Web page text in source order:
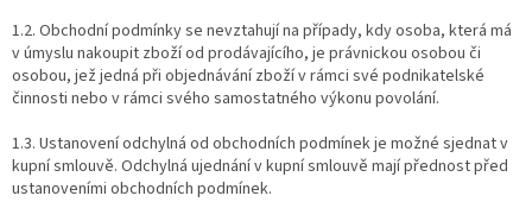
1.2. Obchodní podmínky se nevztahují na případy, kdy osoba, která má
v úmyslu nakoupit zboží od prodávajícího, je právnickou osobou či
osobou, jež jedná při objednávání zboží v rámci své podnikatelské
činnosti nebo v rámci svého samostatného výkonu povolání.
1.3. Ustanovení odchylná od obchodních podmínek je možné sjednat v
kupní smlouvě. Odchylná ujednání v kupní smlouvě mají přednost před
ustanoveními obchodních podmínek.